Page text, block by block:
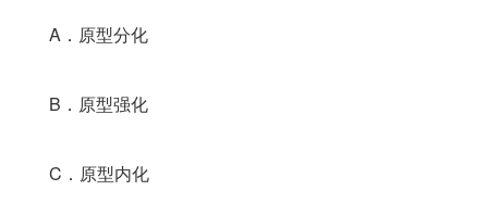
A．原型分化
B．原型强化
C．原型内化